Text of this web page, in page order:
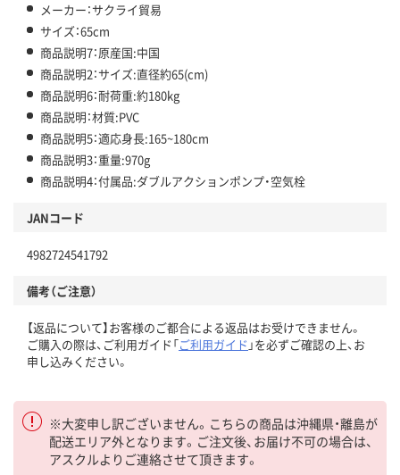
メーカー：サクライ貿易
サイズ：65cm
商品説明7：原産国:中国
商品説明2：サイズ:直径約65(cm)
商品説明6：耐荷重:約180kg
商品説明：材質:PVC
商品説明5：適応身長:165~180cm
商品説明3：重量:970g
商品説明4：付属品:ダブルアクションポンプ・空気栓
JANコード
4982724541792
備考（ご注意）
【返品について】お客様のご都合による返品はお受けできません。
ご購入の際は、ご利用ガイド「ご利用ガイド 」を必ずご確認の上、お
申し込みください。
※大変申し訳ございません。こちらの商品は沖縄県・離島が
配送エリア外となります。ご注文後、お届け不可の場合は、
アスクルよりご連絡させて頂きます。